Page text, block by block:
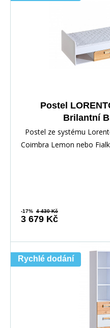
Postel
Brilantní
Postel ze systému
Coimbra Lemon nebo
-17% 4 430 Kč
3 679 Kč
Rychlé dodání